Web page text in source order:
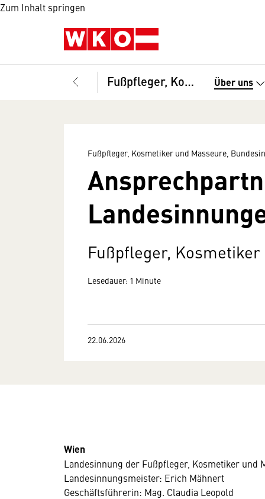
Zum Inhalt springen
Fußpfleger, Kosmetiker und Masseure, Bundesinnung Über uns
Fußpfleger, Kosmetiker und Masseure,
Fußpfleger,
Lesedauer: 1 Minute
22.06.2026
Wien
Landesinnung der Fußpfleger, Kosmetiker und
Landesinnungsmeister: Erich Mähnert
Geschäftsführerin: Mag. Claudia Leopold